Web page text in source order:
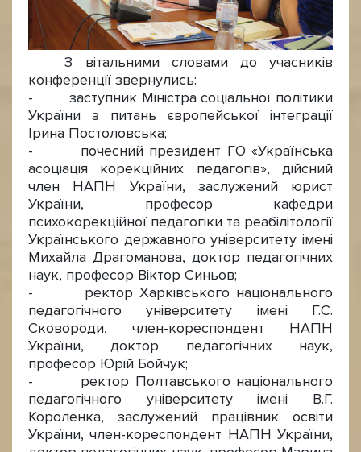
З вітальними словами до учасників
конференції звернулись:
- заступник Міністра соціальної політики
України з питань європейської інтеграції
Ірина Постоловська;
- почесний президент ГО «Українська
асоціація корекційних педагогів», дійсний
член НАПН України, заслужений юрист
України, професор кафедри
психокорекційної педагогіки та реабілітології
Українського державного університету імені
Михайла Драгоманова, доктор педагогічних
наук, професор Віктор Синьов;
- ректор Харківського національного
педагогічного університету імені Г.С.
Сковороди, член-кореспондент НАПН
України, доктор педагогічних наук,
професор Юрій Бойчук;
- ректор Полтавського національного
педагогічного університету імені В.Г.
Короленка, заслужений працівник освіти
України, член-кореспондент НАПН України,